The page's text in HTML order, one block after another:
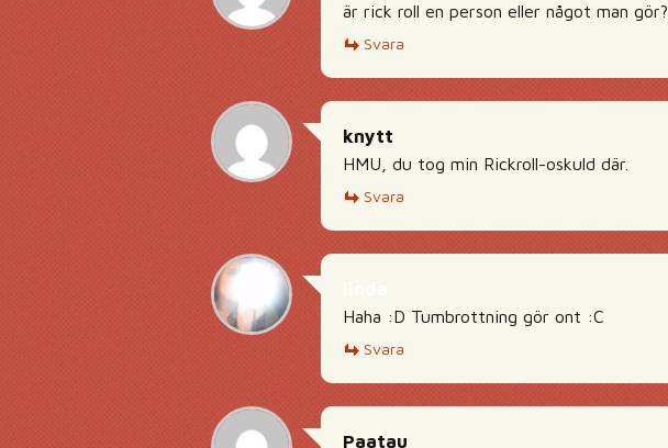
är rick roll en person eller något man gör?
Svara
knytt
HMU, du tog min Rickroll-oskuld där.
Svara
Haha :D Tumbrottning gör ont :C
Svara
Paatau